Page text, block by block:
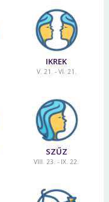
IKREK
V. 21. - VI. 21.
SZŰZ
VIII. 23. - IX. 22.